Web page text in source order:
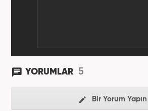
YORUMLAR 5
Bir Yorum Yapın